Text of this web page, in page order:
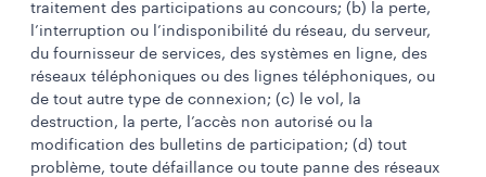
traitement des participations au concours; (b) la perte,
l’interruption ou l’indisponibilité du réseau, du serveur,
du fournisseur de services, des systèmes en ligne, des
réseaux téléphoniques ou des lignes téléphoniques, ou
de tout autre type de connexion; (c) le vol, la
destruction, la perte, l’accès non autorisé ou la
modification des bulletins de participation; (d) tout
problème, toute défaillance ou toute panne des réseaux